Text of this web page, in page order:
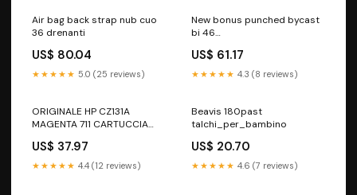
Air bag back strap nub cuo
36 drenanti
US$ 80.04
★★★★★ 5.0 (25 reviews)
New bonus punched bycast
bi 46
US$ 61.17
★★★★★ 4.3 (8 reviews)
ORIGINALE HP CZ131A
MAGENTA 711 CARTUCCIA
T520 Designjet T120 CZ131A
H711 29ml Prodotti Punto
US$ 37.97
★★★★★ 4.4 (12 reviews)
Beavis 180past
talchi_per_bambino
US$ 20.70
★★★★★ 4.6 (7 reviews)